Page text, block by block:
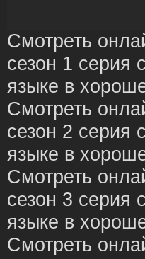
Смотреть
сезон 1 серия
языке в
Смотреть
сезон 2 серия
языке в
Смотреть
сезон 3 серия
языке в
Смотреть